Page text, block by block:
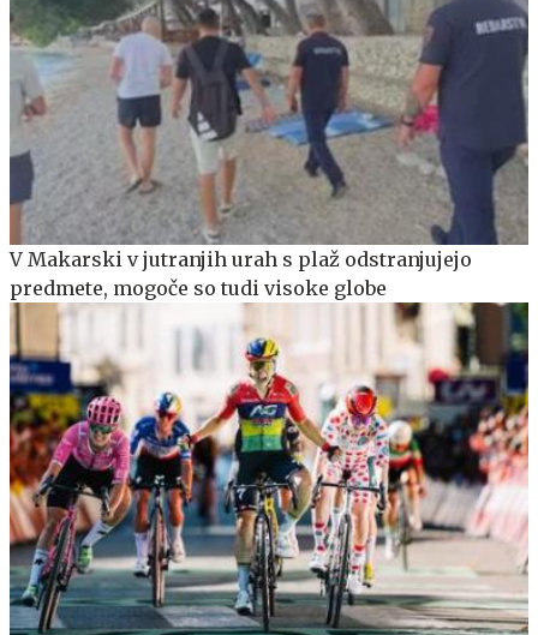
V Makarski v jutranjih urah s plaž odstranjujejo
predmete, mogoče so tudi visoke globe